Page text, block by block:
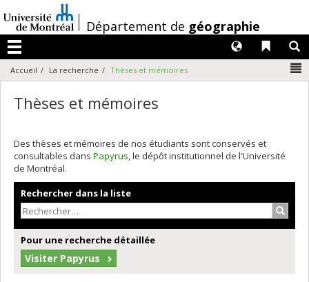
au
contenu
/Département de géographie
Menu
Liens
Langues
Accueil La recherche Thèses et mémoires
Thèses et mémoires
Des thèses et mémoires de nos étudiants sont conservés et
consultables dans Papyrus, le dépôt institutionnel de l'Université
de Montréal.
Rechercher dans la liste
Pour une recherche détaillée
Visiter Papyrus